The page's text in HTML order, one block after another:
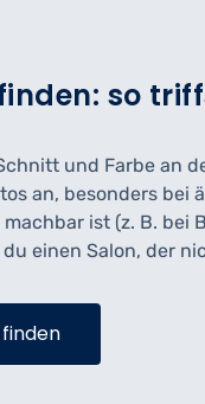
so
und Farbe an
an, besonders
ist (z. B.
einen Salon, der